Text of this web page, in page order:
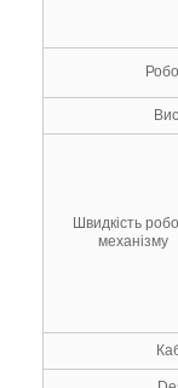
Швидкість
механізму